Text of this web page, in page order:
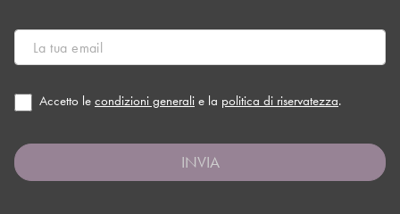
Accetto le condizioni generali e la politica di riservatezza.
INVIA